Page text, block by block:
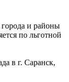
города и районы
по льготной
в г. Саранск,